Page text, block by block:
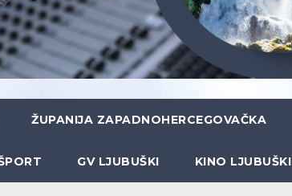
ŽUPANIJA ZAPADNOHERCEGOVAČKA
GV LJUBUŠKI KINO LJUBUŠKI